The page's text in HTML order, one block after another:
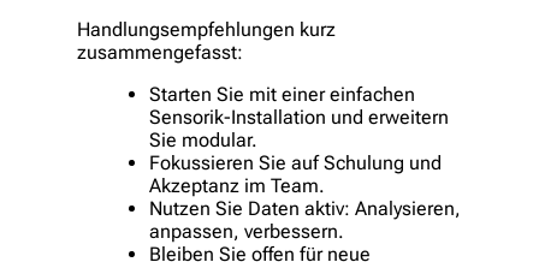
Handlungsempfehlungen kurz
zusammengefasst:
Starten Sie mit einer einfachen
Sensorik-Installation und erweitern
Sie modular.
Fokussieren Sie auf Schulung und
Akzeptanz im Team.
Nutzen Sie Daten aktiv: Analysieren,
anpassen, verbessern.
Bleiben Sie offen für neue